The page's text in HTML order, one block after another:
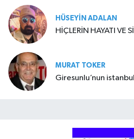
HÜSEYIN ADALAN
HİÇLERİN HAYATI VE
MURAT TOKER
Giresunlu’nun